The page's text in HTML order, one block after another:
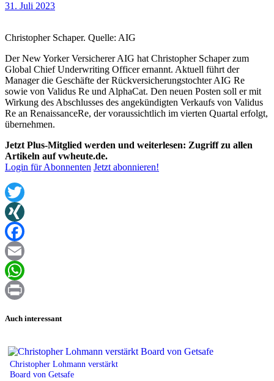
31. Juli 2023
Christopher Schaper. Quelle: AIG
Der New Yorker Versicherer AIG hat Christopher Schaper zum
Global Chief Underwriting Officer ernannt. Aktuell führt der
Manager die Geschäfte der Rückversicherungstochter AIG Re
sowie von Validus Re und AlphaCat. Den neuen Posten soll er mit
Wirkung des Abschlusses des angekündigten Verkaufs von Validus
Re an RenaissanceRe, der voraussichtlich im vierten Quartal erfolgt,
übernehmen.
Jetzt Plus-Mitglied werden und weiterlesen: Zugriff zu allen
Artikeln auf vwheute.de.
Login für Abonnenten Jetzt abonnieren!
Twitter
XING
Facebook
Email
WhatsApp
Auch interessant
Christopher Lohmann verstärkt
Board von Getsafe